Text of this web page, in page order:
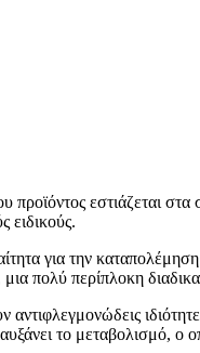
προϊόντος εστιάζεται
ειδικούς.
για την
πολύ περίπλοκη
το μεταβολισμό, ο